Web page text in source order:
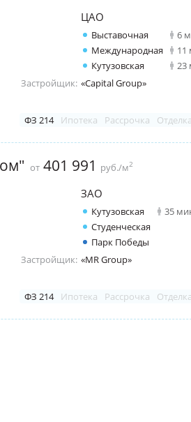
ЦАО
Выставочная
6
Международная
11
Кутузовская
23
Застройщик: «Capital Group»
ФЗ 214 Ипотека Рассрочка
от 401 991 руб./м2
ЗАО
Кутузовская
35
Студенческая
Парк Победы
Застройщик: «MR Group»
ФЗ 214 Ипотека Рассрочка